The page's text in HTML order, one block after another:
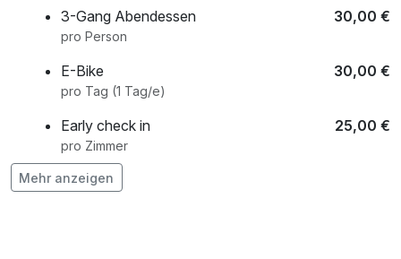
3-Gang Abendessen
30,00 €
pro Person
E-Bike 30,00 €
pro Tag (1 Tag/e)
Early check in 25,00 €
pro Zimmer
Mehr anzeigen